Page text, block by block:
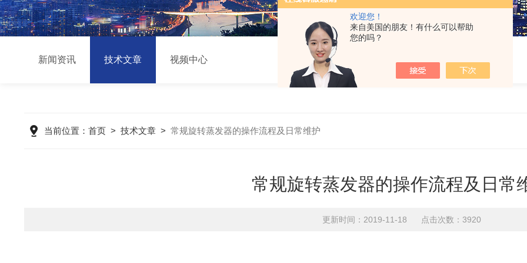
欢迎您！
来自美国的朋友！有什么可以帮助
您的吗？
新闻资讯 技术文章 视频中心
当前位置： 首页> 技术文章> 常规旋转蒸发器的操作流程及日常维护
常规旋转蒸发器的操作流程及日常
更新时间：2019-11-18 点击次数：3920